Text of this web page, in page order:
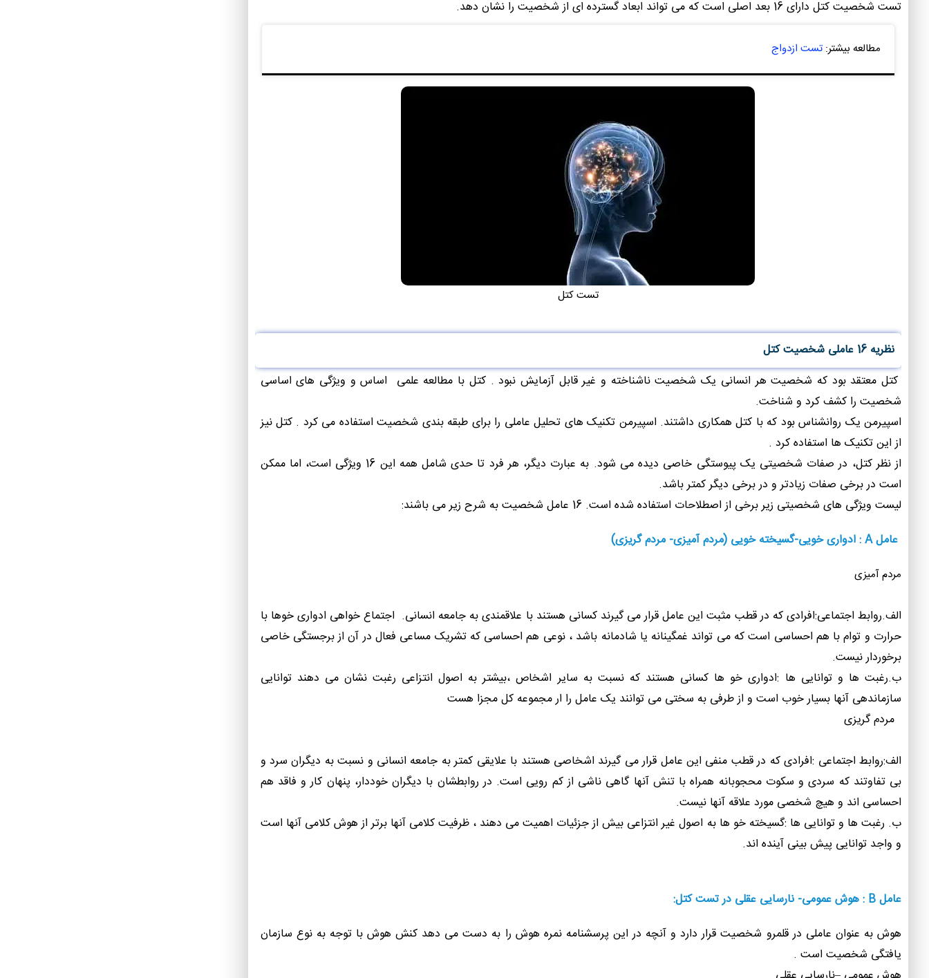
تست شخصیت کتل دارای 16 بعد اصلی است که می تواند ابعاد گسترده ای از شخصیت را نشان دهد.
مطالعه بیشتر: تست ازدواج
تست کتل
نظریه 16 عاملی شخصیت کتل
کتل معتقد بود که شخصیت هر انسانی یک شخصیت ناشناخته و غیر قابل آزمایش نبود . کتل با مطالعه علمی اساس و ویژگی های اساسی
شخصیت را کشف کرد و شناخت.
اسپیرمن یک روانشناس بود که با کتل همکاری داشتند. اسپیرمن تکنیک های تحلیل عاملی را برای طبقه بندی شخصیت استفاده می کرد . کتل نیز
از این تکنیک ها استفاده کرد .
از نظر کتل، در صفات شخصیتی یک پیوستگی خاصی دیده می شود. به عبارت دیگر، هر فرد تا حدی شامل همه این 16 ویژگی است، اما ممکن
است در برخی صفات زیادتر و در برخی دیگر کمتر باشد.
لیست ویژگی های شخصیتی زیر برخی از اصطلاحات استفاده شده است. 16 عامل شخصیت به شرح زیر می باشند:
عامل A : ادواری خویی-گسیخته خویی (مردم آمیزی- مردم گریزی)
مردم آمیزی
الف.روابط اجتماعی:افرادی که در قطب مثبت این عامل قرار می گیرند کسانی هستند با علاقمندی به جامعه انسانی. اجتماع خواهی ادواری خوها با
حرارت و توام با هم احساسی است که می تواند غمگینانه یا شادمانه باشد ، نوعی هم احساسی که تشریک مساعی فعال در آن از برجستگی خاصی
برخوردار نیست.
ب.رغبت ها و توانایی ها :ادواری خو ها کسانی هستند که نسبت به سایر اشخاص ،بیشتر به اصول انتزاعی رغبت نشان می دهند توانایی
سازماندهی آنها بسیار خوب است و از طرفی به سختی می توانند یک عامل را ار مجموعه کل مجزا هست
مردم گریزی
الف:روابط اجتماعی :افرادی که در قطب منفی این عامل قرار می گیرند اشخاصی هستند با علایقی کمتر به جامعه انسانی و نسبت به دیگران سرد و
بی تفاوتند که سردی و سکوت محجوبانه همراه با تنش آنها گاهی ناشی از کم رویی است. در روابطشان با دیگران خوددار، پنهان کار و فاقد هم
احساسی اند و هیچ شخصی مورد علاقه آنها نیست.
ب. رغبت ها و توانایی ها :گسیخته خو ها به اصول غیر انتزاعی بیش از جزئیات اهمیت می دهند ، ظرفیت کلامی آنها برتر از هوش کلامی آنها است
و واجد توانایی پیش بینی آینده اند.
عامل B : هوش عمومی- نارسایی عقلی در تست کتل:
هوش به عنوان عاملی در قلمرو شخصیت قرار دارد و آنچه در این پرسشنامه نمره هوش را به دست می دهد کنش هوش با توجه به نوع سازمان
یافتگی شخصیت است .